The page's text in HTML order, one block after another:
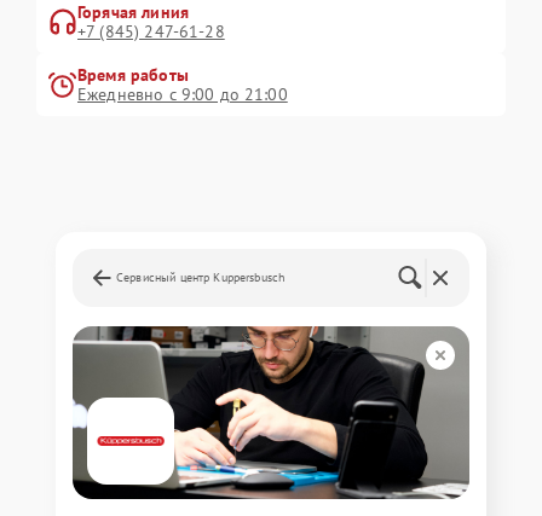
Горячая линия
+7 (845) 247-61-28
Время работы
Ежедневно с 9:00 до 21:00
Сервисный центр Kuppersbusch